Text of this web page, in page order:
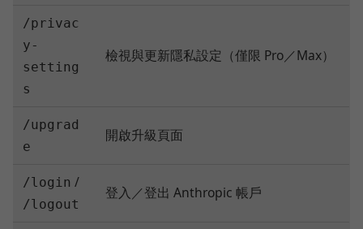
/privac
y-
setting
s
檢視與更新隱私設定（僅限 Pro／Max）
/upgrad
e
開啟升級頁面
/login /
/logout
登入／登出 Anthropic 帳戶